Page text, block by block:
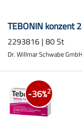
TEBONIN konzent
2293816 | 80 St
Dr. Willmar Schwabe
-36%2